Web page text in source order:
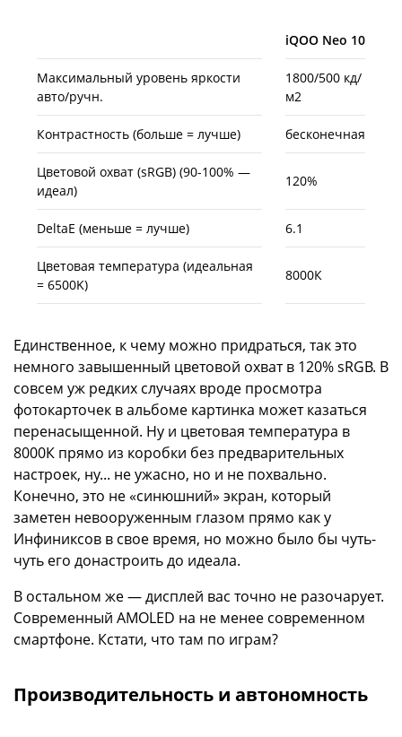
iQOO Neo 10
Максимальный уровень яркости
авто/ручн.
1800/500 кд/
м2
Контрастность (больше = лучше) бесконечная
Цветовой охват (sRGB) (90-100% —
идеал)
120%
DeltaE (меньше = лучше) 6.1
Цветовая температура (идеальная
= 6500K)
8000К
Единственное, к чему можно придраться, так это
немного завышенный цветовой охват в 120% sRGB. В
совсем уж редких случаях вроде просмотра
фотокарточек в альбоме картинка может казаться
перенасыщенной. Ну и цветовая температура в
8000К прямо из коробки без предварительных
настроек, ну... не ужасно, но и не похвально.
Конечно, это не «синюшний» экран, который
заметен невооруженным глазом прямо как у
Инфиниксов в свое время, но можно было бы чуть-
чуть его донастроить до идеала.
В остальном же — дисплей вас точно не разочарует.
Современный AMOLED на не менее современном
смартфоне. Кстати, что там по играм?
Производительность и автономность